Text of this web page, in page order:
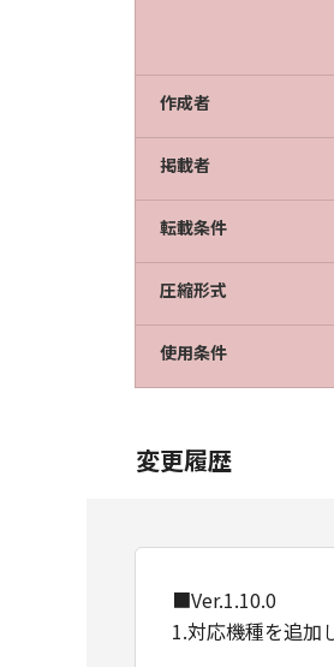
作成者
掲載者
転載条件
圧縮形式
使用条件
変更履歴
■Ver.1.10.0
1.対応機種を追加